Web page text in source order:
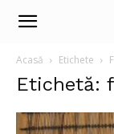
Acasă Etichete
Etichetă: